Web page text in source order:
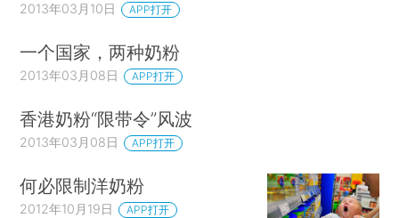
2013年03月10日 APP打开
一个国家，两种奶粉
2013年03月08日 APP打开
香港奶粉“限带令”风波
2013年03月08日 APP打开
何必限制洋奶粉
2012年10月19日 APP打开